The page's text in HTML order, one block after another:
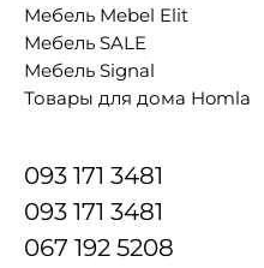
Мебель Mebel Elit
Мебель SALE
Мебель Signal
Товары для дома Homla
093 171 3481
093 171 3481
067 192 5208